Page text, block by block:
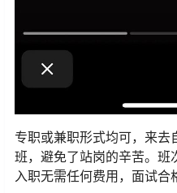
专职或兼职形式均可，来去
班，避免了站岗的辛苦。班
入职无需任何费用，面试合